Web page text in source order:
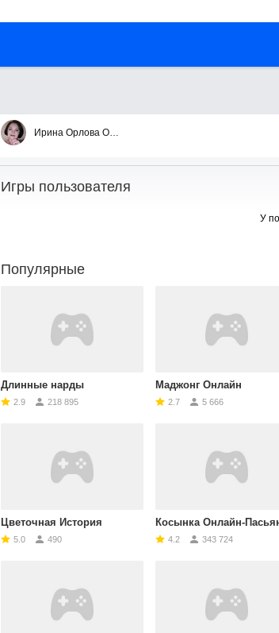
Ирина Орлова Орлянская
Игры
Игры пользователя
У
Популярные
Длинные нарды
2.9 218 895
Маджонг Онлайн
2.7 5 666
Цветочная История
5.0 490
Косынка Онлайн-
4.2 343 724